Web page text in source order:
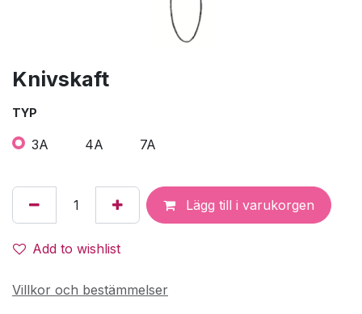
Knivskaft
TYP
3A 4A 7A
Lägg till i varukorgen
Add to wishlist
Villkor och bestämmelser